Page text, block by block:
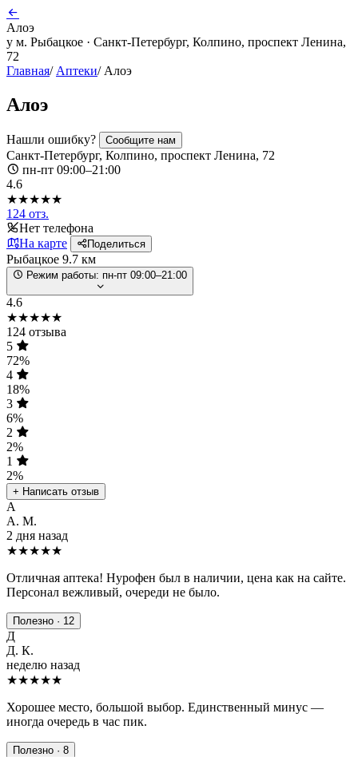
Алоэ
у м. Рыбацкое · Санкт-Петербург, Колпино, проспект Ленина,
72
Главная/ Аптеки/ Алоэ
Алоэ
Нашли ошибку? Сообщите нам
Санкт-Петербург, Колпино, проспект Ленина, 72
пн-пт 09:00–21:00
4.6
★★★★★
124 отз.
Нет телефона
На карте
Поделиться
Рыбацкое 9.7 км
Режим работы: пн-пт 09:00–21:00
4.6
★★★★★
124 отзыва
5
72%
4
18%
3
6%
2
2%
1
2%
+ Написать отзыв
А
А. М.
2 дня назад
★★★★★
Отличная аптека! Нурофен был в наличии, цена как на сайте.
Персонал вежливый, очереди не было.
Полезно · 12
Д
Д. К.
неделю назад
★★★★★
Хорошее место, большой выбор. Единственный минус —
иногда очередь в час пик.
Полезно · 8